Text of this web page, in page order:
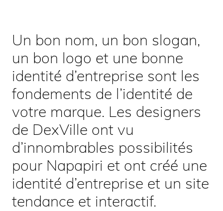
Un bon nom, un bon slogan,
un bon logo et une bonne
identité d’entreprise sont les
fondements de l’identité de
votre marque. Les designers
de DexVille ont vu
d’innombrables possibilités
pour Napapiri et ont créé une
identité d’entreprise et un site
tendance et interactif.